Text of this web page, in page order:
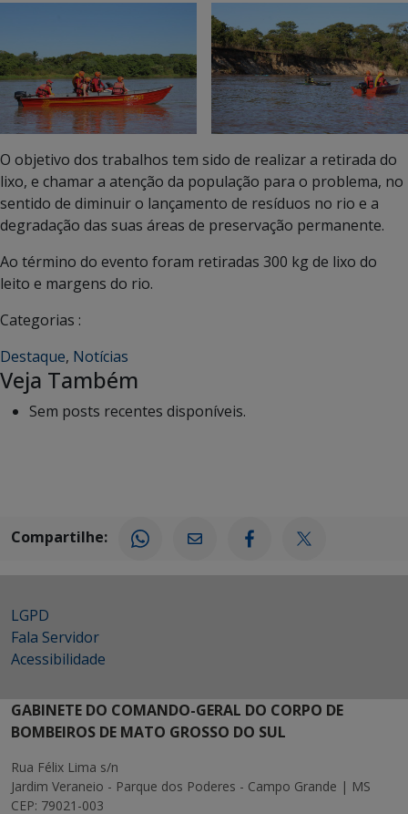
O objetivo dos trabalhos tem sido de realizar a retirada do
lixo, e chamar a atenção da população para o problema, no
sentido de diminuir o lançamento de resíduos no rio e a
degradação das suas áreas de preservação permanente.
Ao término do evento foram retiradas 300 kg de lixo do
leito e margens do rio.
Categorias :
Destaque, Notícias
Veja Também
Sem posts recentes disponíveis.
Compartilhe:
LGPD
Fala Servidor
Acessibilidade
GABINETE DO COMANDO-GERAL DO CORPO DE
BOMBEIROS DE MATO GROSSO DO SUL
Rua Félix Lima s/n
Jardim Veraneio - Parque dos Poderes - Campo Grande | MS
CEP: 79021-003